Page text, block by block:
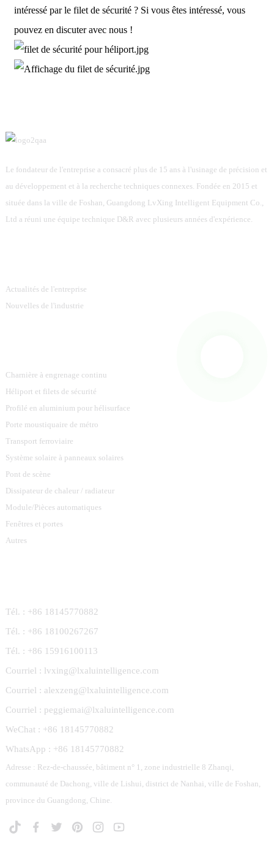
intéressé par le filet de sécurité ? Si vous êtes intéressé, vous
pouvez en discuter avec nous !
Le fondateur de l'entreprise a consacré plus de 15 ans à l'usinage de précision et
au développement et à la recherche techniques connexes. Fondée en 2015 et
située dans la ville de Foshan, Guangdong LvXing Intelligent Equipment Co.,
Ltd a réuni une équipe technique D&R avec plusieurs années d'expérience.
Actualités de l'entreprise
Nouvelles de l'industrie
Charnière à engrenage continu
Héliport et filets de sécurité
Profilé en aluminium pour hélisurface
Porte moustiquaire de métro
Transport ferroviaire
Système solaire à panneaux solaires
Pont de scène
Dissipateur de chaleur / radiateur
Module/Pièces automatiques
Fenêtres et portes
Autres
Tél. : +86 18145770882
Tél. : +86 18100267267
Tél. : +86 15916100113
Courriel : lvxing@lxaluintelligence.com
Courriel : alexzeng@lxaluintelligence.com
Courriel : peggiemai@lxaluintelligence.com
WeChat : +86 18145770882
WhatsApp : +86 18145770882
Adresse : Rez-de-chaussée, bâtiment n° 1, zone industrielle 8 Zhanqi,
communauté de Dachong, ville de Lishui, district de Nanhai, ville de Foshan,
province du Guangdong, Chine.